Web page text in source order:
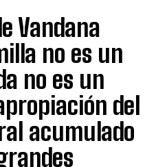
Vandana
no es un
no es un
del
acumulado